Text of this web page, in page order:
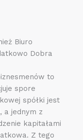
Biuro
Dobra
to
spore
spółki jest
a jednym z
kapitałami
Z tego